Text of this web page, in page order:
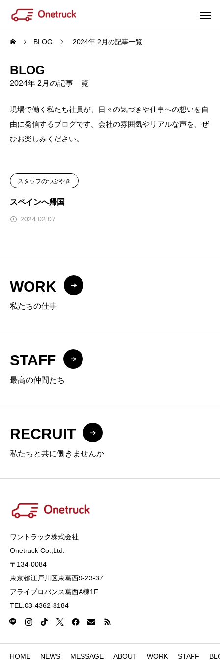
BLOG 2024年 2月の記事一覧
BLOG
2024年 2月の記事一覧
現場で働く私たち社員が、日々の気づきや仕事への想いを自
由に発信するブログです。会社の雰囲気やリアルな声を、ぜ
ひお楽しみください。
スタッフのつぶやき
スペインへ帰国
2024.02.07
WORK
私たちの仕事
STAFF
最高の仲間たち
RECRUIT
私たちと共に働きませんか
ワントラック株式会社
Onetruck Co.,Ltd​​​.
〒134-0084
東京都江戸川区東葛西9-23-37
アライプロバンス葛西A棟1F
TEL:03-4362-8184
HOME NEWS MESSAGE ABOUT WORK STAFF